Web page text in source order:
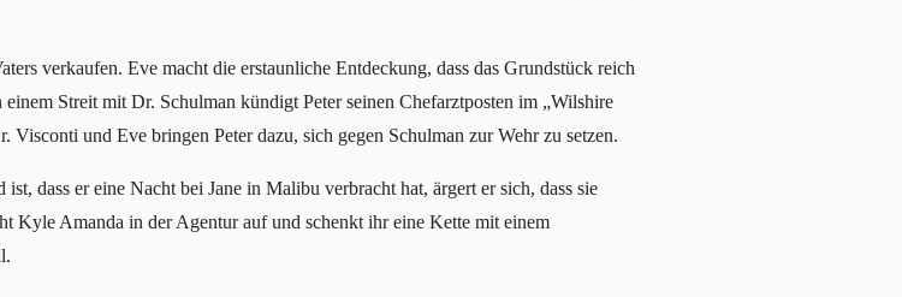
verkaufen. Eve macht die erstaunliche Entdeckung, dass das Grundstück reich
Streit mit Dr. Schulman kündigt Peter seinen Chefarztposten im „Wilshire
und Eve bringen Peter dazu, sich gegen Schulman zur Wehr zu setzen.
dass er eine Nacht bei Jane in Malibu verbracht hat, ärgert er sich, dass sie
Kyle Amanda in der Agentur auf und schenkt ihr eine Kette mit einem